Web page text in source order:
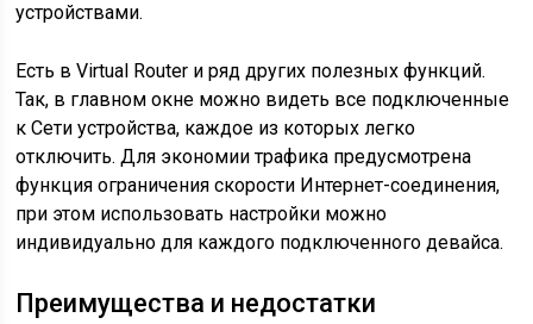
устройствами.
Есть в Virtual Router и ряд других полезных функций.
Так, в главном окне можно видеть все подключенные
к Сети устройства, каждое из которых легко
отключить. Для экономии трафика предусмотрена
функция ограничения скорости Интернет-соединения,
при этом использовать настройки можно
индивидуально для каждого подключенного девайса.
Преимущества и недостатки